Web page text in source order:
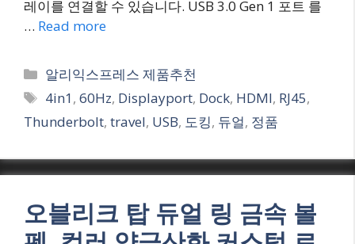
레이를 연결할 수 있습니다. USB 3.0 Gen 1 포트 를
… Read more
Categories
알리익스프레스 제품추천
Tags
4in1,60Hz, Displayport, Dock, HDMI, RJ45,
Thunderbolt, travel, USB, 도킹, 듀얼, 정품
오블리크 탑 듀얼 링 금속 볼